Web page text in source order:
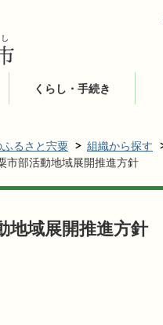
くらし・手続き
るさと宍粟 組織から探す
市部活動地域展開推進方針
地域展開推進方針